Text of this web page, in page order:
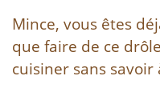
Mince, vous êtes
que faire de ce
cuisiner sans savoir